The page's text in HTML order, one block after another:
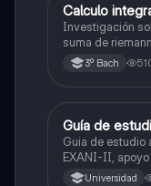
Matemáticas
Calculo
Investigación
suma de
fundamental
indefinidas y
3º Bach
Historia
Guía de
Guia de estudio
EXANI-II, apoyo
2026.Universidad